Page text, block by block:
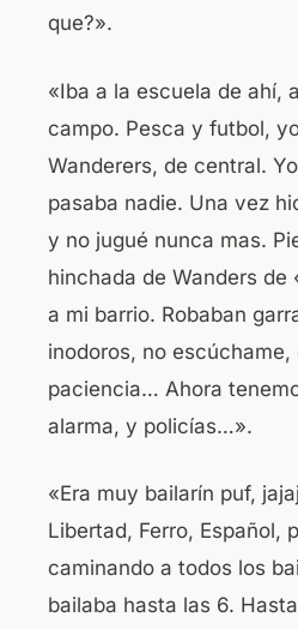
que?».
«Iba a la escuela de ahí,
campo. Pesca y futbol,
Wanderers, de central.
pasaba nadie. Una vez
y no jugué nunca mas.
hinchada de Wanders de
a mi barrio. Robaban
inodoros, no escúchame,
paciencia… Ahora
alarma, y policías…».
«Era muy bailarín puf,
Libertad, Ferro, Español,
caminando a todos los
bailaba hasta las 6.